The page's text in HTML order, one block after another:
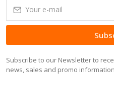
Subscribe to our Newsletter to
news, sales and promo